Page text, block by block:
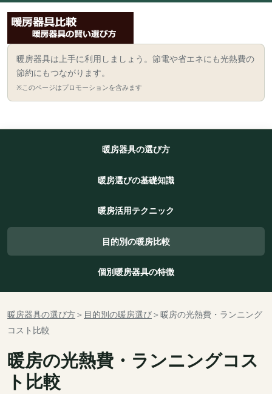
暖房器具は上手に利用しましょう。節電や省エネにも光熱費の
節約にもつながります。
※このページはプロモーションを含みます
暖房器具の選び方
暖房選びの基礎知識
暖房活用テクニック
目的別の暖房比較
個別暖房器具の特徴
暖房器具の選び方＞ 目的別の暖房選び＞暖房の光熱費・ランニング
コスト比較
暖房の光熱費・ランニングコス
ト比較